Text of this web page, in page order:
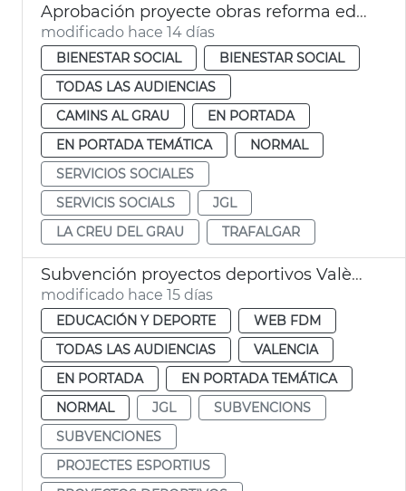
Aprobación proyecte obras reforma edificio municipal Trafalgar València
modificado hace 14 días
BIENESTAR SOCIAL
BIENESTAR SOCIAL
TODAS LAS AUDIENCIAS
CAMINS AL GRAU
EN PORTADA
EN PORTADA TEMÁTICA
NORMAL
SERVICIOS SOCIALES
SERVICIS SOCIALS
JGL
LA CREU DEL GRAU
TRAFALGAR
Subvención proyectos deportivos València
modificado hace 15 días
EDUCACIÓN Y DEPORTE
WEB FDM
TODAS LAS AUDIENCIAS
VALENCIA
EN PORTADA
EN PORTADA TEMÁTICA
NORMAL
JGL
SUBVENCIONS
SUBVENCIONES
PROJECTES ESPORTIUS